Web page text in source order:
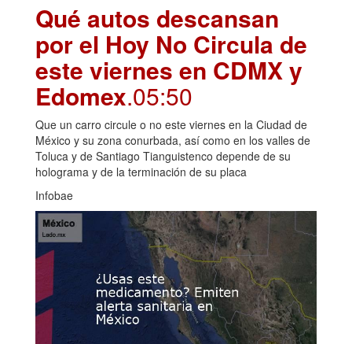
Qué autos descansan
por el Hoy No Circula de
este viernes en CDMX y
Edomex.05:50
Que un carro circule o no este viernes en la Ciudad de
México y su zona conurbada, así como en los valles de
Toluca y de Santiago Tianguistenco depende de su
holograma y de la terminación de su placa
Infobae